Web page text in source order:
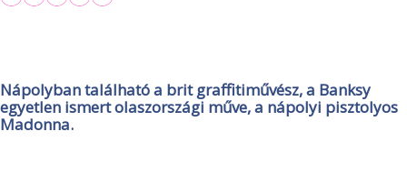
Nápolyban található a brit graffitiművész, a Banksy
egyetlen ismert olaszországi műve, a nápolyi pisztolyos
Madonna.